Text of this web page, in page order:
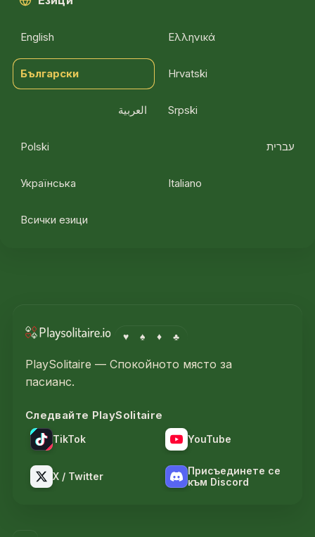
English Ελληνικά
Български Hrvatski
العربية Srpski
Polski עברית
Українська Italiano
Всички езици
♥ ♠ ♦ ♣
PlaySolitaire — Спокойното място за
пасианс.
Следвайте PlaySolitaire
TikTok YouTube
X / Twitter
Присъединете се
към Discord